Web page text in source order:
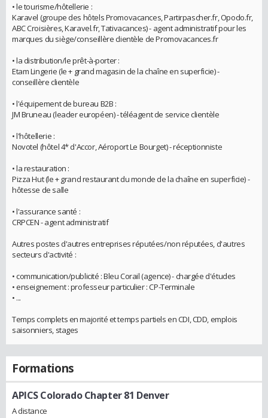
• le tourisme/hôtellerie :
Karavel (groupe des hôtels Promovacances, Partirpascher.fr, Opodo.fr,
ABC Croisières, Karavel.fr, Tativacances) - agent administratif pour les
marques du siège/conseillère clientèle de Promovacances.fr
• la distribution/le prêt-à-porter :
Etam Lingerie (le + grand magasin de la chaîne en superficie) -
conseillère clientèle
• l'équipement de bureau B2B :
JM Bruneau (leader européen) - téléagent de service clientèle
• l'hôtellerie :
Novotel (hôtel 4* d'Accor, Aéroport Le Bourget) - réceptionniste
• la restauration :
Pizza Hut (le + grand restaurant du monde de la chaîne en superficie) -
hôtesse de salle
• l'assurance santé :
CRPCEN - agent administratif
Autres postes d'autres entreprises réputées/non réputées, d'autres
secteurs d'activité :
• communication/publicité : Bleu Corail (agence) - chargée d'études
• enseignement : professeur particulier : CP-Terminale
• ...
Temps complets en majorité et temps partiels en CDI, CDD, emplois
saisonniers, stages
Formations
APICS Colorado Chapter 81 Denver
A distance